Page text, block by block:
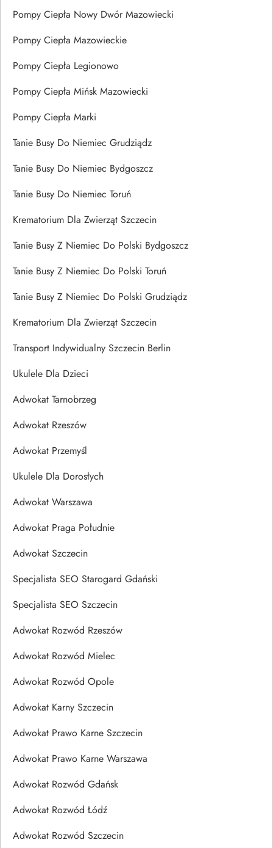
Pompy Ciepła Nowy Dwór Mazowiecki
Pompy Ciepła Mazowieckie
Pompy Ciepła Legionowo
Pompy Ciepła Mińsk Mazowiecki
Pompy Ciepła Marki
Tanie Busy Do Niemiec Grudziądz
Tanie Busy Do Niemiec Bydgoszcz
Tanie Busy Do Niemiec Toruń
Krematorium Dla Zwierząt Szczecin
Tanie Busy Z Niemiec Do Polski Bydgoszcz
Tanie Busy Z Niemiec Do Polski Toruń
Tanie Busy Z Niemiec Do Polski Grudziądz
Krematorium Dla Zwierząt Szczecin
Transport Indywidualny Szczecin Berlin
Ukulele Dla Dzieci
Adwokat Tarnobrzeg
Adwokat Rzeszów
Adwokat Przemyśl
Ukulele Dla Dorosłych
Adwokat Warszawa
Adwokat Praga Południe
Adwokat Szczecin
Specjalista SEO Starogard Gdański
Specjalista SEO Szczecin
Adwokat Rozwód Rzeszów
Adwokat Rozwód Mielec
Adwokat Rozwód Opole
Adwokat Karny Szczecin
Adwokat Prawo Karne Szczecin
Adwokat Prawo Karne Warszawa
Adwokat Rozwód Gdańsk
Adwokat Rozwód Łódź
Adwokat Rozwód Szczecin